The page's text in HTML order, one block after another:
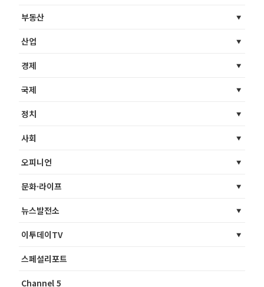
부동산
산업
경제
국제
정치
사회
오피니언
문화·라이프
뉴스발전소
이투데이TV
스페셜리포트
Channel 5